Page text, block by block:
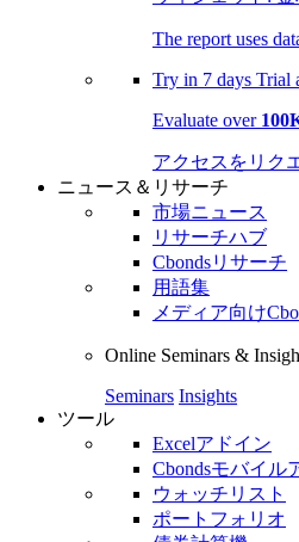
The report uses
Try in 7 days Trial
Evaluate over
アクセスをリク
ニュース＆リサーチ
市場ニュース
リサーチハブ
Cbondsリサーチ
用語集
メディア向け
Online Seminars &
Seminars Insights
ツール
Excelアドイン
Cbondsモバイル
ウォッチリスト
ポートフォリオ